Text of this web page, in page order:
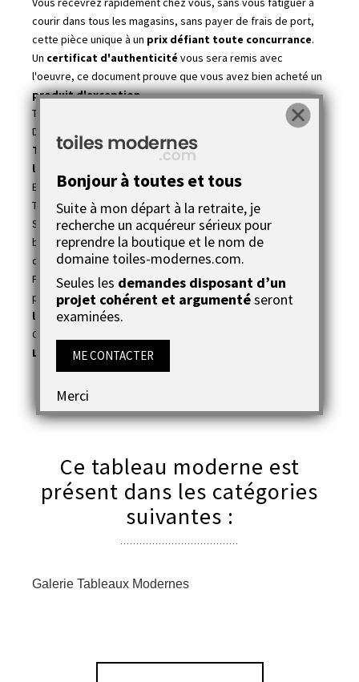
courir dans tous les magasins, sans payer de frais de port,
cette pièce unique à un prix défiant toute concurrance.
Un certificat d'authenticité vous sera remis avec
l'oeuvre, ce document prouve que vous avez bien acheté un
produit d'exception.
Titre de l'oeuvre :
Dimensions de toiles : (40x60) + (80x30cm) + (80x30cm)
Total du tableau sans compter l'espace que l'on doit
laisser entre chaque toile
Epaisseur des châssis : 1,5cm
Technique : acrylique
Suport : trois toiles en coton montées sur des châssis en
bois avec lesystème d'accroches spéciauxdéjà fixé au
dos de l'oeuvre pour unepose rapise et immédiate
Finition : deux couches de vernis sont posées dessus la
peinture à le fin du travail de l'artiste pour bienprotéger
l'oeuredans le temps
Couleurs : noir, blanc, gris, rouge
L'artiste est cotée Drouot (
Ce tableau moderne est
présent dans les catégories
suivantes :
Galerie Tableaux Modernes
Bonjour à toutes et tous
Suite à mon départ à la retraite, je
recherche un acquéreur sérieux pour
reprendre la boutique et le nom de
domaine toiles-modernes.com.
Seules les demandes disposant d’un
projet cohérent et argumentéseront
examinées.
ME CONTACTER
Merci